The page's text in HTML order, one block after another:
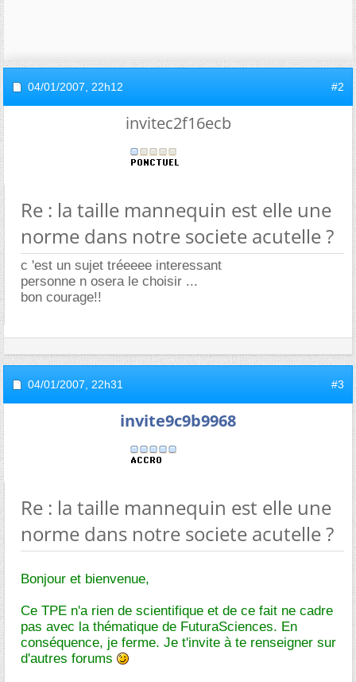
04/01/2007, 22h12 #2
invitec2f16ecb
Re : la taille mannequin est elle une
norme dans notre societe acutelle ?
c 'est un sujet tréeeee interessant
personne n osera le choisir ...
bon courage!!
04/01/2007, 22h31 #3
invite9c9b9968
Re : la taille mannequin est elle une
norme dans notre societe acutelle ?
Bonjour et bienvenue,
Ce TPE n'a rien de scientifique et de ce fait ne cadre
pas avec la thématique de FuturaSciences. En
conséquence, je ferme. Je t'invite à te renseigner sur
d'autres forums